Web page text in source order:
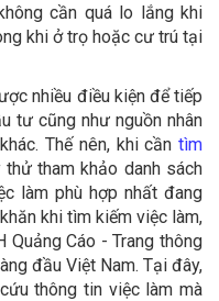
cần quá lo lắng khi
khi ở trọ hoặc cư trú tại
nhiều điều kiện để tiếp
tư cũng như nguồn nhân
Thế nên, khi cần tìm
thử tham khảo danh sách
làm phù hợp nhất đang
khi tìm kiếm việc làm,
Cáo - Trang thông
đầu Việt Nam. Tại đây,
thông tin việc làm mà